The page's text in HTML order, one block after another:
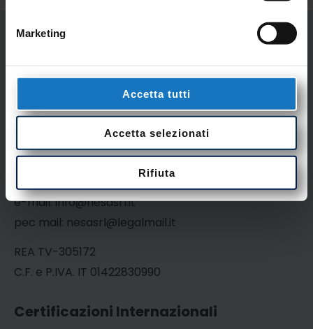
Marketing
Accetta tutti
Accetta selezionati
Rifiuta
Via Crociera, 11 – 31020 Vidor (TV) – Italy
Tel+39.0423.985209 / Fax+39.0423.985305
e-mail: info@nesasrl.it
pec mail: nesasrl@legalmail.it
REA TV-305172
C.F. e P.IVA. IT 01422830990
Certificazioni Internazionali